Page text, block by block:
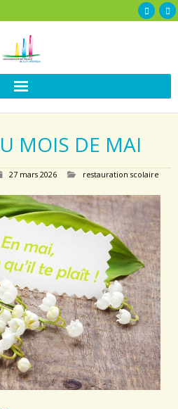
MOIS DE MAI
27 mars 2026 restauration scolaire